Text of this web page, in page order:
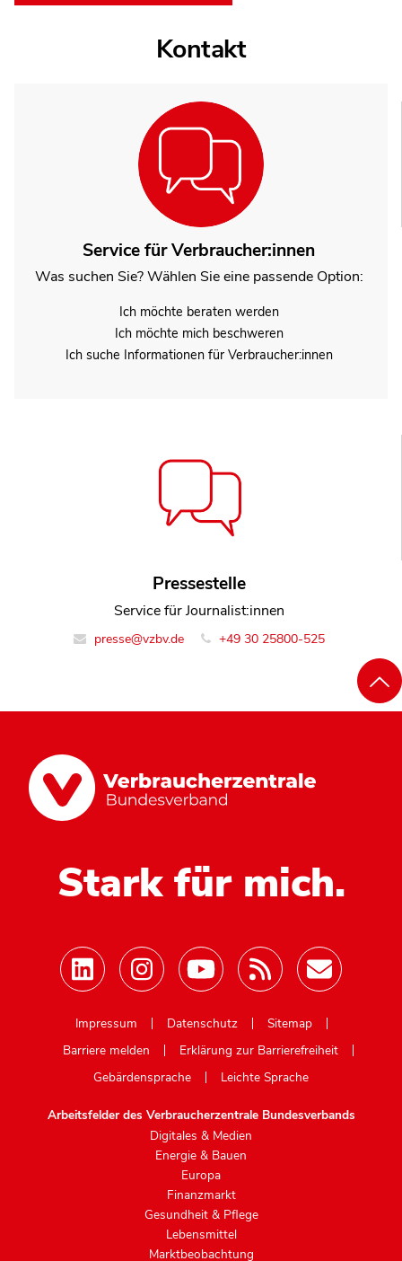
Kontakt
Service für Verbraucher:innen
Was suchen Sie? Wählen Sie eine passende Option:
Ich möchte beraten werden
Ich möchte mich beschweren
Ich suche Informationen für Verbraucher:innen
Pressestelle
Service für Journalist:innen
presse@vzbv.de +49 30 25800-525
Stark für mich.
Impressum
Datenschutz
Sitemap
Barriere melden
Erklärung zur Barrierefreiheit
Gebärdensprache
Leichte Sprache
Arbeitsfelder des Verbraucherzentrale Bundesverbands
Digitales & Medien
Energie & Bauen
Europa
Finanzmarkt
Gesundheit & Pflege
Lebensmittel
Marktbeobachtung